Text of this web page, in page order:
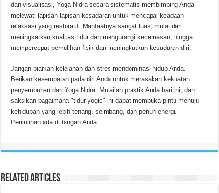
dan visualisasi, Yoga Nidra secara sistematis membimbing Anda
melewati lapisan-lapisan kesadaran untuk mencapai keadaan
relaksasi yang restoratif. Manfaatnya sangat luas, mulai dari
meningkatkan kualitas tidur dan mengurangi kecemasan, hingga
mempercepat pemulihan fisik dan meningkatkan kesadaran diri.
Jangan biarkan kelelahan dan stres mendominasi hidup Anda.
Berikan kesempatan pada diri Anda untuk merasakan kekuatan
penyembuhan dari Yoga Nidra. Mulailah praktik Anda hari ini, dan
saksikan bagaimana "tidur yogic" ini dapat membuka pintu menuju
kehidupan yang lebih tenang, seimbang, dan penuh energi.
Pemulihan ada di tangan Anda.
Related Articles